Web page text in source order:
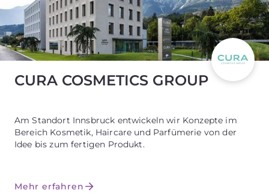
CURA COSMETICS GROUP
Am Standort Innsbruck entwickeln wir Konzepte im
Bereich Kosmetik, Haircare und Parfümerie von der
Idee bis zum fertigen Produkt.
Mehr erfahren